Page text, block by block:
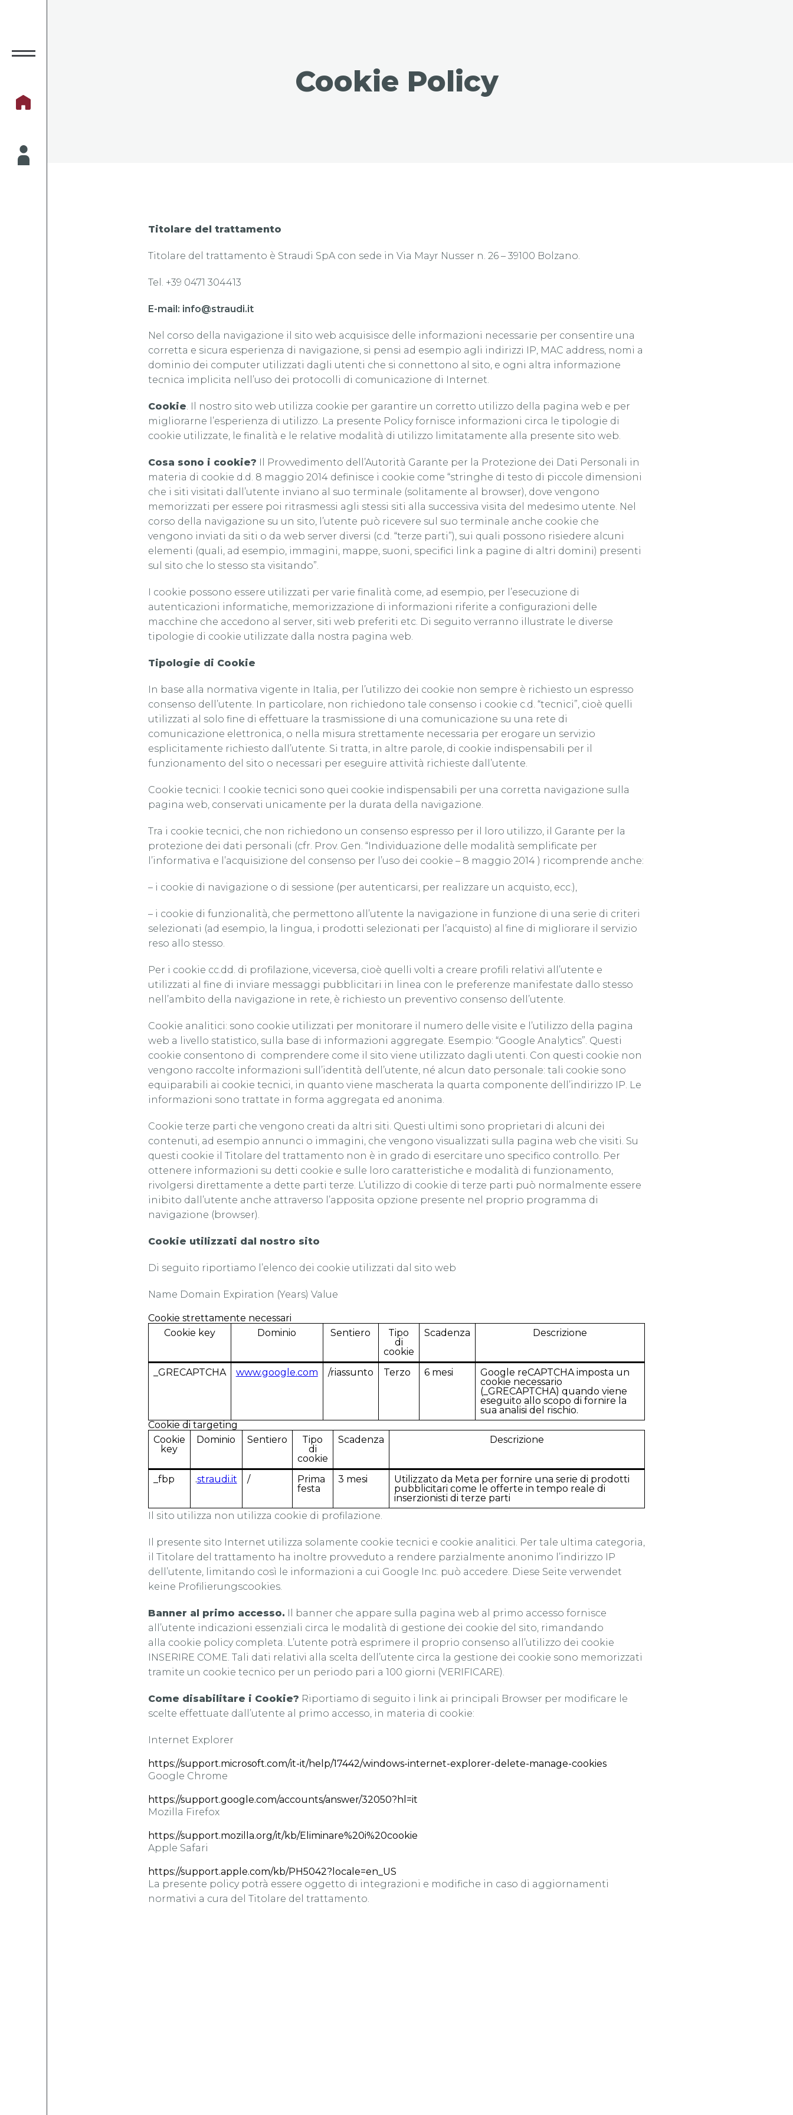
Cookie Policy
Titolare del trattamento
Titolare del trattamento è Straudi SpA con sede in Via Mayr Nusser n. 26 – 39100 Bolzano.
Tel. +39 0471 304413
E-mail: info@straudi.it
Nel corso della navigazione il sito web acquisisce delle informazioni necessarie per consentire una
corretta e sicura esperienza di navigazione, si pensi ad esempio agli indirizzi IP, MAC address, nomi a
dominio dei computer utilizzati dagli utenti che si connettono al sito, e ogni altra informazione
tecnica implicita nell’uso dei protocolli di comunicazione di Internet.
Cookie. Il nostro sito web utilizza cookie per garantire un corretto utilizzo della pagina web e per
migliorarne l’esperienza di utilizzo. La presente Policy fornisce informazioni circa le tipologie di
cookie utilizzate, le finalità e le relative modalità di utilizzo limitatamente alla presente sito web.
Cosa sono i cookie? Il Provvedimento dell’Autorità Garante per la Protezione dei Dati Personali in
materia di cookie d.d. 8 maggio 2014 definisce i cookie come “stringhe di testo di piccole dimensioni
che i siti visitati dall’utente inviano al suo terminale (solitamente al browser), dove vengono
memorizzati per essere poi ritrasmessi agli stessi siti alla successiva visita del medesimo utente. Nel
corso della navigazione su un sito, l’utente può ricevere sul suo terminale anche cookie che
vengono inviati da siti o da web server diversi (c.d. “terze parti”), sui quali possono risiedere alcuni
elementi (quali, ad esempio, immagini, mappe, suoni, specifici link a pagine di altri domini) presenti
sul sito che lo stesso sta visitando”.
I cookie possono essere utilizzati per varie finalità come, ad esempio, per l’esecuzione di
autenticazioni informatiche, memorizzazione di informazioni riferite a configurazioni delle
macchine che accedono al server, siti web preferiti etc. Di seguito verranno illustrate le diverse
tipologie di cookie utilizzate dalla nostra pagina web.
Tipologie di Cookie
In base alla normativa vigente in Italia, per l’utilizzo dei cookie non sempre è richiesto un espresso
consenso dell’utente. In particolare, non richiedono tale consenso i cookie c.d. “tecnici”, cioè quelli
utilizzati al solo fine di effettuare la trasmissione di una comunicazione su una rete di
comunicazione elettronica, o nella misura strettamente necessaria per erogare un servizio
esplicitamente richiesto dall’utente. Si tratta, in altre parole, di cookie indispensabili per il
funzionamento del sito o necessari per eseguire attività richieste dall’utente.
Cookie tecnici: I cookie tecnici sono quei cookie indispensabili per una corretta navigazione sulla
pagina web, conservati unicamente per la durata della navigazione.
Tra i cookie tecnici, che non richiedono un consenso espresso per il loro utilizzo, il Garante per la
protezione dei dati personali (cfr. Prov. Gen. “Individuazione delle modalità semplificate per
l’informativa e l’acquisizione del consenso per l’uso dei cookie – 8 maggio 2014 ) ricomprende anche:
– i cookie di navigazione o di sessione (per autenticarsi, per realizzare un acquisto, ecc.),
– i cookie di funzionalità, che permettono all’utente la navigazione in funzione di una serie di criteri
selezionati (ad esempio, la lingua, i prodotti selezionati per l’acquisto) al fine di migliorare il servizio
reso allo stesso.
Per i cookie cc.dd. di profilazione, viceversa, cioè quelli volti a creare profili relativi all’utente e
utilizzati al fine di inviare messaggi pubblicitari in linea con le preferenze manifestate dallo stesso
nell’ambito della navigazione in rete, è richiesto un preventivo consenso dell’utente.
Cookie analitici: sono cookie utilizzati per monitorare il numero delle visite e l’utilizzo della pagina
web a livello statistico, sulla base di informazioni aggregate. Esempio: “Google Analytics”. Questi
cookie consentono di comprendere come il sito viene utilizzato dagli utenti. Con questi cookie non
vengono raccolte informazioni sull’identità dell’utente, né alcun dato personale: tali cookie sono
equiparabili ai cookie tecnici, in quanto viene mascherata la quarta componente dell’indirizzo IP. Le
informazioni sono trattate in forma aggregata ed anonima.
Cookie terze parti che vengono creati da altri siti. Questi ultimi sono proprietari di alcuni dei
contenuti, ad esempio annunci o immagini, che vengono visualizzati sulla pagina web che visiti. Su
questi cookie il Titolare del trattamento non è in grado di esercitare uno specifico controllo. Per
ottenere informazioni su detti cookie e sulle loro caratteristiche e modalità di funzionamento,
rivolgersi direttamente a dette parti terze. L’utilizzo di cookie di terze parti può normalmente essere
inibito dall’utente anche attraverso l’apposita opzione presente nel proprio programma di
navigazione (browser).
Cookie utilizzati dal nostro sito
Di seguito riportiamo l’elenco dei cookie utilizzati dal sito web
Name Domain Expiration (Years) Value
Cookie strettamente necessari
Cookie key
Dominio Sentiero
Tipo
di
cookie
Scadenza Descrizione
_GRECAPTCHA www.google.com /riassunto Terzo 6 mesi
Google reCAPTCHA imposta un
cookie necessario
(_GRECAPTCHA) quando viene
eseguito allo scopo di fornire la
sua analisi del rischio.
Cookie di targeting
Cookie
key
Dominio Sentiero
Tipo
di
cookie
Scadenza Descrizione
_fbp .straudi.it /
Prima
festa
3 mesi
Utilizzato da Meta per fornire una serie di prodotti
pubblicitari come le offerte in tempo reale di
inserzionisti di terze parti
Il sito utilizza non utilizza cookie di profilazione.
Il presente sito Internet utilizza solamente cookie tecnici e cookie analitici. Per tale ultima categoria,
il Titolare del trattamento ha inoltre provveduto a rendere parzialmente anonimo l’indirizzo IP
dell’utente, limitando così le informazioni a cui Google Inc. può accedere. Diese Seite verwendet
keine Profilierungscookies.
Banner al primo accesso. Il banner che appare sulla pagina web al primo accesso fornisce
all’utente indicazioni essenziali circa le modalità di gestione dei cookie del sito, rimandando
alla cookie policy completa. L’utente potrà esprimere il proprio consenso all’utilizzo dei cookie
INSERIRE COME. Tali dati relativi alla scelta dell’utente circa la gestione dei cookie sono memorizzati
tramite un cookie tecnico per un periodo pari a 100 giorni (VERIFICARE).
Come disabilitare i Cookie? Riportiamo di seguito i link ai principali Browser per modificare le
scelte effettuate dall’utente al primo accesso, in materia di cookie:
Internet Explorer
https://support.microsoft.com/it-it/help/17442/windows-internet-explorer-delete-manage-cookies
Google Chrome
https://support.google.com/accounts/answer/32050?hl=it
Mozilla Firefox
https://support.mozilla.org/it/kb/Eliminare%20i%20cookie
Apple Safari
https://support.apple.com/kb/PH5042?locale=en_US
La presente policy potrà essere oggetto di integrazioni e modifiche in caso di aggiornamenti
normativi a cura del Titolare del trattamento.